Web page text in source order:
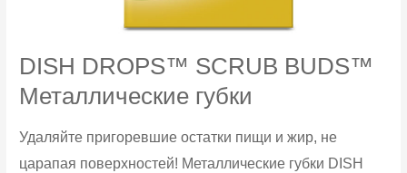
DISH DROPS™ SCRUB BUDS™
Металлические губки
Удаляйте пригоревшие остатки пищи и жир, не
царапая поверхностей! Металлические губки DISH